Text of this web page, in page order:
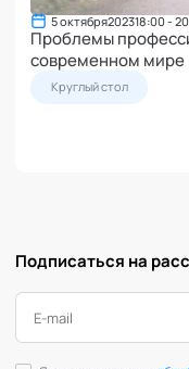
5 октября202318:00 -
Проблемы
современном мире
Круглый стол
Подписаться на